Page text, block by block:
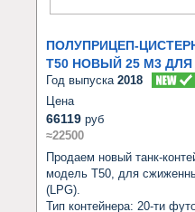
ПОЛУПРИЦЕП-
T50 НОВЫЙ 25 М3 ДЛЯ
Год выпуска 2018
Цена
66119 руб
≈22500
Продаем новый танк-
модель Т50, для
(LPG).
Тип контейнера: 20-ти